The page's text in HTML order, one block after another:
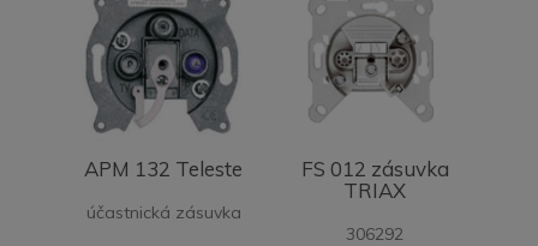
APM 132 Teleste
účastnická zásuvka
FS 012 zásuvka
TRIAX
306292